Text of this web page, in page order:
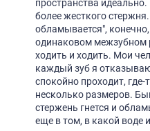
пространства
более жесткого
обламывается",
одинаковом межзубном
ходить и ходить. Мои
каждый зуб я
спокойно проходит,
несколько размеров.
стержень гнется и
еще в том, в какой воде